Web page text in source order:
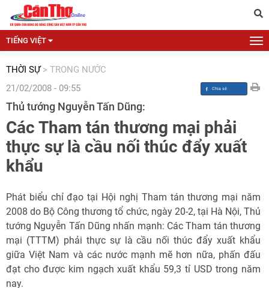
TIẾNG VIỆT
THỜI SỰ > TRONG NƯỚC
21/02/2008 - 09:55
Thủ tướng Nguyễn Tấn Dũng:
Các Tham tán thương mại phải
thực sự là cầu nối thúc đẩy xuất
khẩu
Phát biểu chỉ đạo tại Hội nghị Tham tán thương mại năm
2008 do Bộ Công thương tổ chức, ngày 20-2, tại Hà Nội, Thủ
tướng Nguyễn Tấn Dũng nhấn mạnh: Các Tham tán thương
mại (TTTM) phải thực sự là cầu nối thúc đẩy xuất khẩu
giữa Việt Nam và các nước mạnh mẽ hơn nữa, phấn đấu
đạt cho được kim ngạch xuất khẩu 59,3 tỉ USD trong năm
nay.